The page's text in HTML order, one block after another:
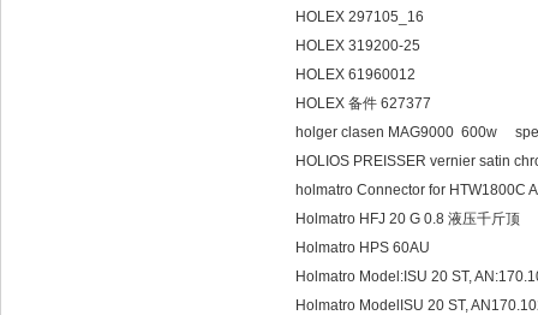
HOLEX 297105_16
HOLEX 319200-25
HOLEX 61960012
HOLEX 备件 627377
holger clasen MAG9000 600w
HOLIOS PREISSER vernier satin
holmatro Connector for HTW1800C
Holmatro HFJ 20 G 0.8 液压千斤顶
Holmatro HPS 60AU
Holmatro Model:ISU 20 ST,
Holmatro ModelISU 20 ST,